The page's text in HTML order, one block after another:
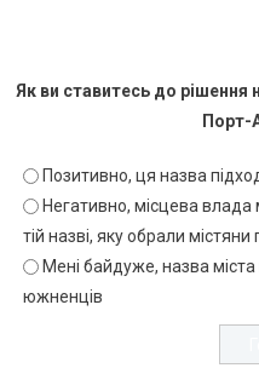
Як ви ставитесь до
Порт-
Позитивно, ця назва
Негативно, місцева влада
тій назві, яку обрали
Мені байдуже, назва
южненців